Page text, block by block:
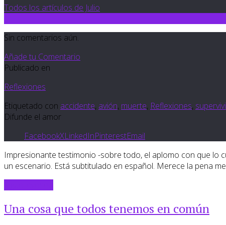
Todos los artículos de Julio
Sin comentarios aún.
Añade tu Comentario
Publicado en
Reflexiones
Etiquetado con accidente, avión, muerte, Reflexiones,
Difunde el amor
FacebookXLinkedInPinterestEmail
Impresionante testimonio -sobre todo, el aplomo con que lo
un escenario. Está subtitulado en español. Merece la pena
Una cosa que todos tenemos en común